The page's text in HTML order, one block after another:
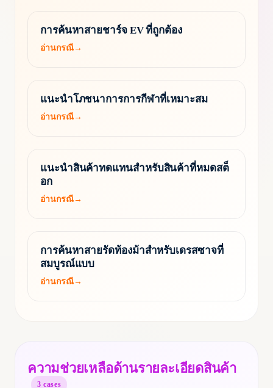
การค้นหาสายชาร์จ EV ที่ถูกต้อง
อ่านกรณี→
แนะนำโภชนาการการกีฬาที่เหมาะสม
อ่านกรณี→
แนะนำสินค้าทดแทนสำหรับสินค้าที่หมดสต็
อก
อ่านกรณี→
การค้นหาสายรัดท้องม้าสำหรับเดรสซาจที่
สมบูรณ์แบบ
อ่านกรณี→
ความช่วยเหลือด้านรายละเอียดสินค้า
3 cases